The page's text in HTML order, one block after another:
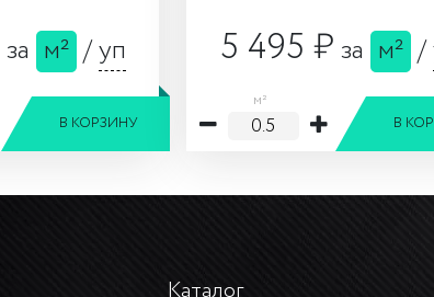
за м² /уп
В КОРЗИНУ
5 495 ₽за м² /
м²
В